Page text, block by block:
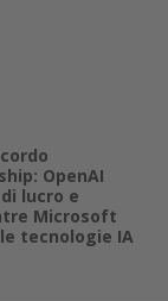
OpenAI
lucro e
Microsoft
tecnologie IA